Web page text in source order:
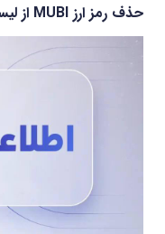
حذف رمز ارز MUBI از لیست ارزهای قابل معامله اوکی اکسچنج